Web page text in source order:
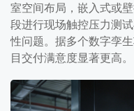
室空间布局，嵌入式或
段进行现场触控压力测
性问题。据多个数字孪
目交付满意度显著更高。